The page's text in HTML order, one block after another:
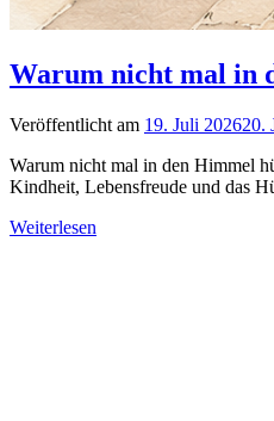
Warum nicht mal in
Veröffentlicht am 19. Juli 202620.
Warum nicht mal in den Himmel
Kindheit, Lebensfreude und das
Weiterlesen